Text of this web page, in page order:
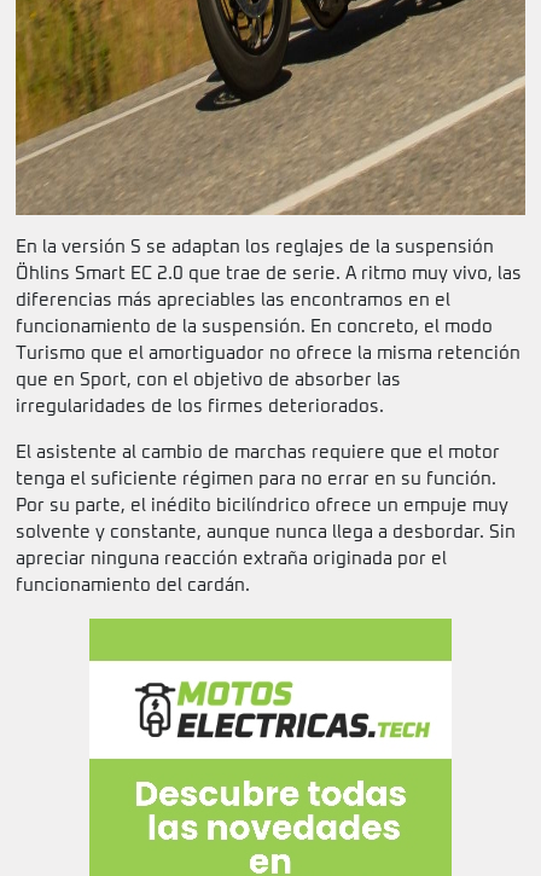
En la versión S se adaptan los reglajes de la suspensión
Öhlins Smart EC 2.0 que trae de serie. A ritmo muy vivo, las
diferencias más apreciables las encontramos en el
funcionamiento de la suspensión. En concreto, el modo
Turismo que el amortiguador no ofrece la misma retención
que en Sport, con el objetivo de absorber las
irregularidades de los firmes deteriorados.
El asistente al cambio de marchas requiere que el motor
tenga el suficiente régimen para no errar en su función.
Por su parte, el inédito bicilíndrico ofrece un empuje muy
solvente y constante, aunque nunca llega a desbordar. Sin
apreciar ninguna reacción extraña originada por el
funcionamiento del cardán.